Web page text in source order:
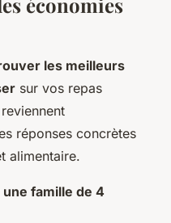
les meilleurs
sur vos repas
réponses concrètes
alimentaire.
famille de 4